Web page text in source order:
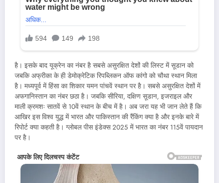
है। इसके बाद यूक्रेन का नंबर है सबसे असुरक्षित देशों की लिस्ट में सूडान को
जबकि अफ्रीका के ही डेमोक्रेटिक रिपब्लिकन ऑफ कांगो को चौथा स्थान मिला
है। मध्यपूर्व में हिंसा का शिकार यमन पांचवें स्थान पर है। सबसे असुरक्षित देशों में
अफगानिस्तान का नंबर छठा है। जबकि सीरिया, दक्षिण सूडान, इजराइल और
माली क्रमशः सातवें से 10वें स्थान के बीच में है। अब जरा यह भी जान लेते हैं कि
आखिर इस विश्व युद्ध में भारत और पाकिस्तान की रैंकिंग क्या है और इनके बारे में
रिपोर्ट क्या कहती है। ग्लोबल पीस इंडेक्स 2025 में भारत का नंबर 115वें पायदान
पर है।